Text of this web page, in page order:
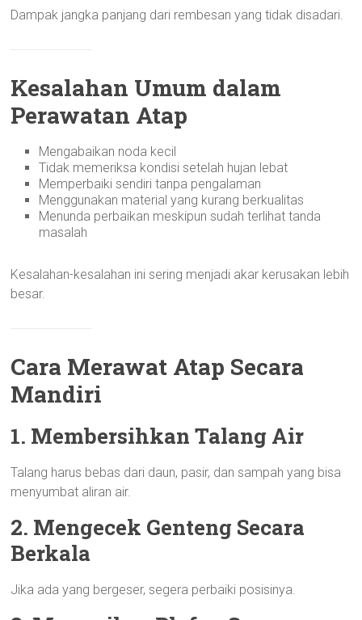
Dampak jangka panjang dari rembesan yang tidak disadari.
Kesalahan Umum dalam
Perawatan Atap
Mengabaikan noda kecil
Tidak memeriksa kondisi setelah hujan lebat
Memperbaiki sendiri tanpa pengalaman
Menggunakan material yang kurang berkualitas
Menunda perbaikan meskipun sudah terlihat tanda
masalah
Kesalahan-kesalahan ini sering menjadi akar kerusakan lebih
besar.
Cara Merawat Atap Secara
Mandiri
1. Membersihkan Talang Air
Talang harus bebas dari daun, pasir, dan sampah yang bisa
menyumbat aliran air.
2. Mengecek Genteng Secara
Berkala
Jika ada yang bergeser, segera perbaiki posisinya.